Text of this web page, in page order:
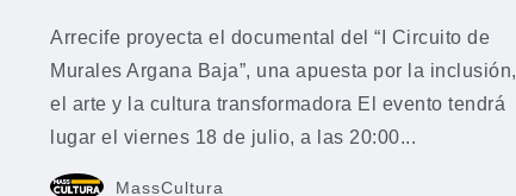
Arrecife proyecta el documental del “I Circuito de
Murales Argana Baja”, una apuesta por la inclusión,
el arte y la cultura transformadora El evento tendrá
lugar el viernes 18 de julio, a las 20:00...
MassCultura